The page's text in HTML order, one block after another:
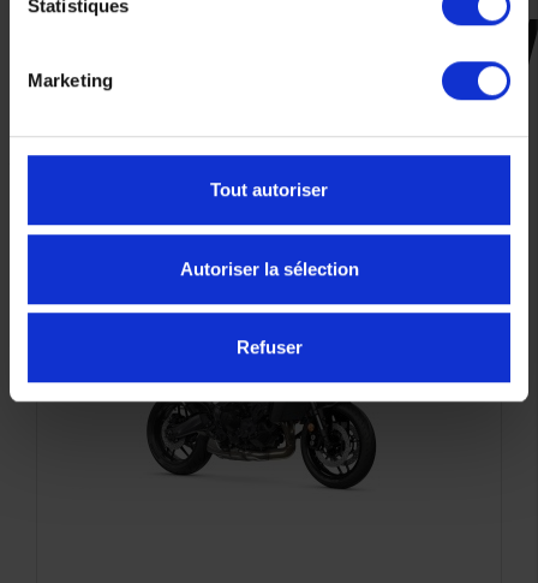
Statistiques
Marketing
Tout autoriser
Autoriser la sélection
Refuser
SUSCEPTIBLES DE VOUS
INTÉRESSER